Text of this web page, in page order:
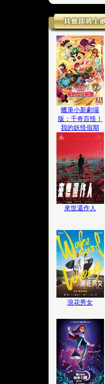
蠟筆小新劇場
版：千奇百怪！
我的妖怪假期
來世還作人
浪花男女